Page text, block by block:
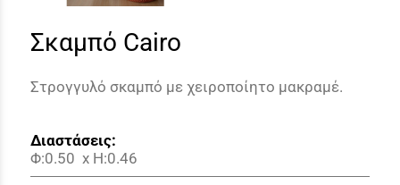
Σκαμπό Cairo
Στρογγυλό σκαμπό με χειροποίητο μακραμέ.
Διαστάσεις:
Φ:0.50 x H:0.46